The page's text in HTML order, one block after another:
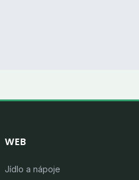
WEB
Jídlo a nápoje